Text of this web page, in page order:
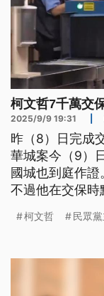
柯文哲7千萬交
2025/9/9 19:31
昨（8）日完成
華城案今（9）
國城也到庭作證
不過他在交保時
經針對法院裁
以及柯文哲交保
證人有所接觸
柯文哲 民眾